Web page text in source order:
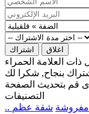
اشتراك اغلاق
ذات العلامة الحمراء
بنجاح, شكرا لك
قم بتحديث الصفحة
التصنيفات
شقة عظم